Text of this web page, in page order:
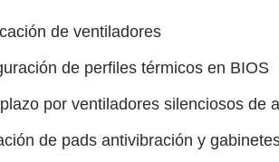
de ventiladores
de perfiles térmicos en BIOS
por ventiladores silenciosos de
de pads antivibración y